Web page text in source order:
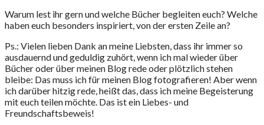
Warum lest ihr gern und welche Bücher begleiten euch? Welche
haben euch besonders inspiriert, von der ersten Zeile an?
Ps.: Vielen lieben Dank an meine Liebsten, dass ihr immer so
ausdauernd und geduldig zuhört, wenn ich mal wieder über
Bücher oder über meinen Blog rede oder plötzlich stehen
bleibe: Das muss ich für meinen Blog fotografieren! Aber wenn
ich darüber hitzig rede, heißt das, dass ich meine Begeisterung
mit euch teilen möchte. Das ist ein Liebes- und
Freundschaftsbeweis!